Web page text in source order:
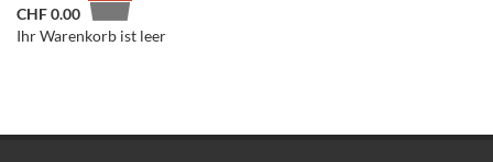
CHF0.00
Ihr Warenkorb ist leer